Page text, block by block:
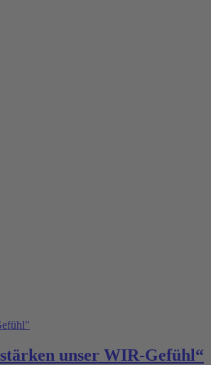
unser WIR-Gefühl“